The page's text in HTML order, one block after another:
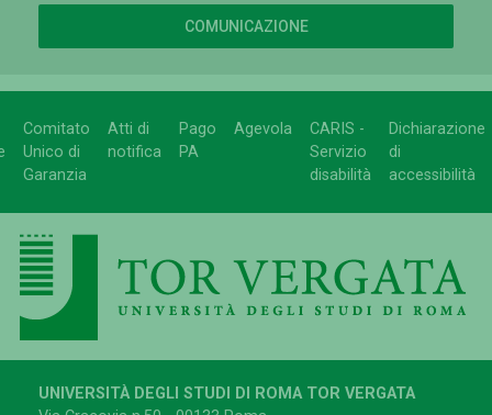
COMUNICAZIONE
Comitato
Unico di
Garanzia
Atti di
notifica
Pago
PA
Agevola
CARIS -
Servizio
disabilità
Dichiarazione
di
accessibilità
UNIVERSITÀ DEGLI STUDI DI ROMA TOR VERGATA